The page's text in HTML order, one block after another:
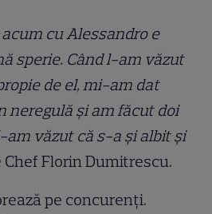
cu Alessandro e
sperie. Când l-am văzut
de el, mi-am dat
neregulă și am făcut doi
am văzut că s-a și albit și
Chef Florin Dumitrescu.
pe concurenți.